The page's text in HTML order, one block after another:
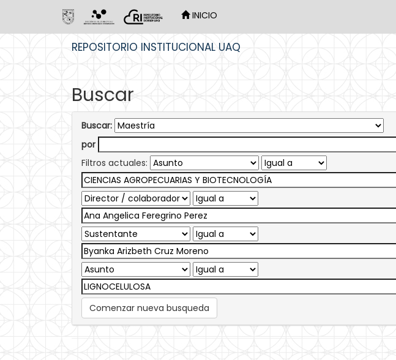
INICIO
REPOSITORIO INSTITUCIONAL UAQ
Buscar
Buscar:
por
Filtros actuales:
Comenzar nueva busqueda